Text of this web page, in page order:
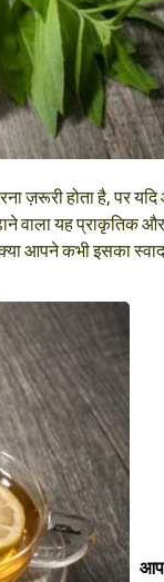
in
ज़रूरी होता है, पर
वाला यह प्राकृतिक
आपने कभी इसका